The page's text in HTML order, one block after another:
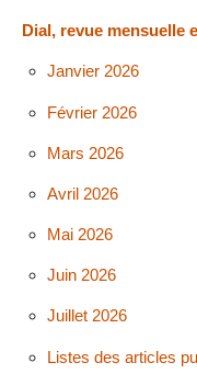
Dial, revue mensuelle
Janvier 2026
Février 2026
Mars 2026
Avril 2026
Mai 2026
Juin 2026
Juillet 2026
Listes des articles